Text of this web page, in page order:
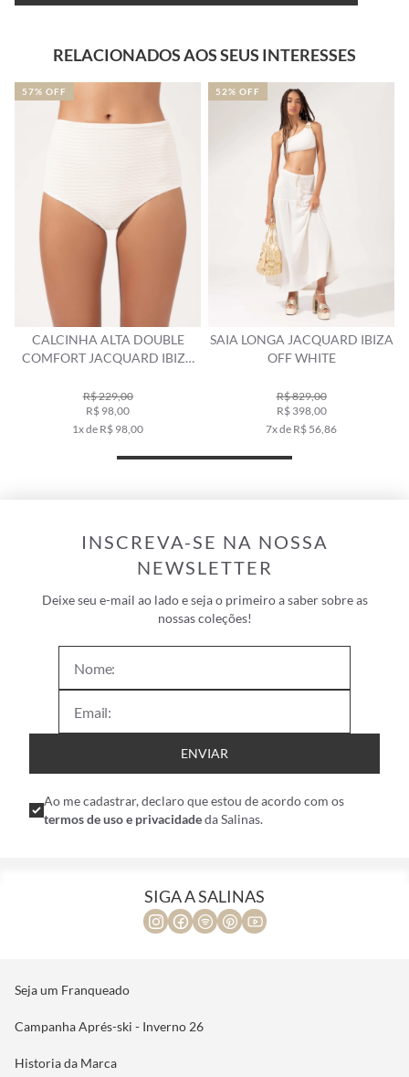
RELACIONADOS AOS SEUS INTERESSES
CALCINHA ALTA DOUBLE
COMFORT JACQUARD IBIZA
R$ 229,00
R$ 98,00
1x de R$ 98,00
57% OFF
SAIA LONGA JACQUARD IBIZA
OFF WHITE
R$ 829,00
R$ 398,00
7x de R$ 56,86
52% OFF
INSCREVA-SE NA NOSSA
NEWSLETTER
Deixe seu e-mail ao lado e seja o primeiro a saber sobre as
nossas coleções!
ENVIAR
Ao me cadastrar, declaro que estou de acordo com os
termos de uso e privacidadeda Salinas.
SIGA A SALINAS
Seja um Franqueado
Campanha Aprés-ski - Inverno 26
Historia da Marca